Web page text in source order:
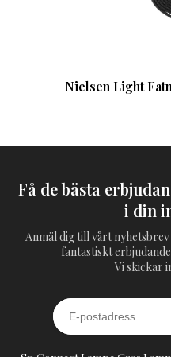
Nielsen Light
Få de bästa
i din
Anmäl dig till vårt
fantastiskt
Vi skickar